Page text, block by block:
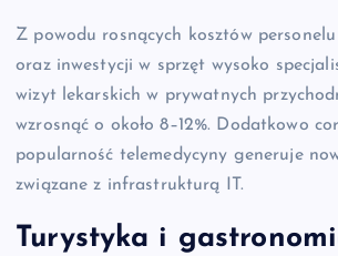
Z powodu rosnących kosztów
oraz inwestycji w sprzęt wysoko
wizyt lekarskich w prywatnych
wzrosnąć o około 8–12%. Dodatkowo
popularność telemedycyny generuje
związane z infrastrukturą IT.
Turystyka i